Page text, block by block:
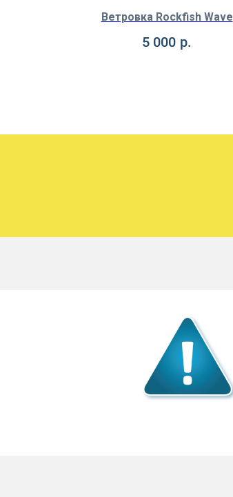
Ветровка Rockfish Wave
5 000 р.